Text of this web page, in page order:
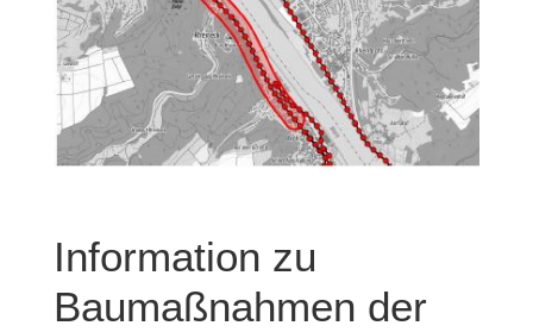
Information zu
Baumaßnahmen der